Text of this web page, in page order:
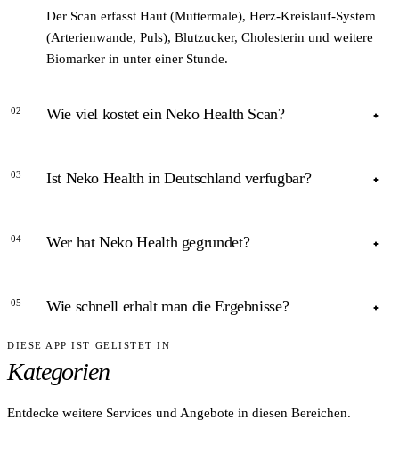
Der Scan erfasst Haut (Muttermale), Herz-Kreislauf-System
(Arterienwande, Puls), Blutzucker, Cholesterin und weitere
Biomarker in unter einer Stunde.
02 Wie viel kostet ein Neko Health Scan?
Die Preise variieren je nach Standort und Leistungsumfang.
03 Ist Neko Health in Deutschland verfugbar?
Aktuell betreibt Neko Health Standorte in Schweden und
Deutschland ist bisher nicht angekondigt.
04 Wer hat Neko Health gegrundet?
Das Unternehmen wurde 2018 von Daniel Ek (Spotify-
05 Wie schnell erhalt man die Ergebnisse?
ANTWORT
Nach Angaben von Neko Health stehen die Ergebnisse
gemeinsam mit einem Arzt besprochen.
DIESE APP IST GELISTET IN
Kategorien
Entdecke weitere Services und Angebote in diesen Bereichen.